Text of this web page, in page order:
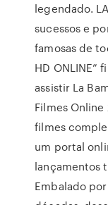
legendado.
sucessos e
famosas de
HD
assistir La
Filmes Online
filmes
um portal
lançamentos
Embalado